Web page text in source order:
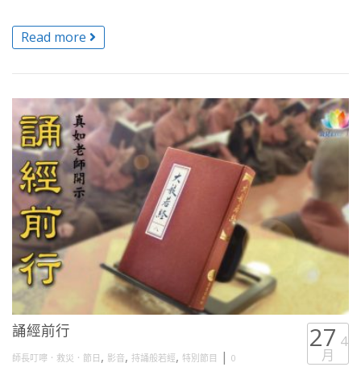
Read more
誦經前行
師長叮嚀．救災．節日 , 影音, 持誦般若經, 特別節目 | 0
27 4
月